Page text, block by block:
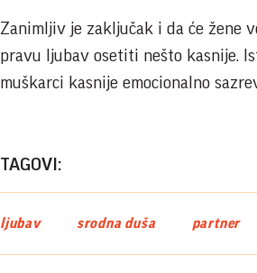
Zanimljiv je zaključak i da će žene
pravu ljubav osetiti nešto kasnije.
muškarci kasnije emocionalno
TAGOVI:
ljubav srodna duša partner